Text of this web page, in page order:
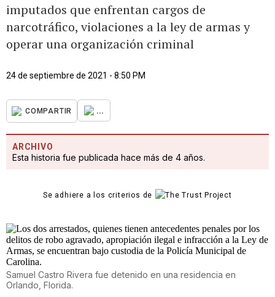
imputados que enfrentan cargos de
narcotráfico, violaciones a la ley de armas y
operar una organización criminal
24 de septiembre de 2021 - 8:50 PM
COMPARTIR ...
ARCHIVO
Esta historia fue publicada hace más de 4 años.
Se adhiere a los criterios de
Samuel Castro Rivera fue detenido en una residencia en
Orlando, Florida.